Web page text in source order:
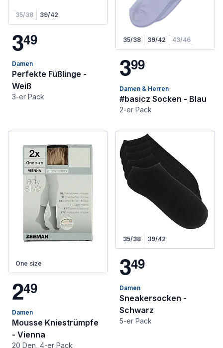
35/38 39/42
349
Damen
Perfekte Füßlinge -
Weiß
3-er Pack
35/38 39/42 43/46
399
Damen & Herren
#basicz Socken - Blau
2-er Pack
One size
249
Damen
Mousse Kniestrümpfe
- Vienna
20 Den, 4-er Pack
35/38 39/42
349
Damen
Sneakersocken -
Schwarz
5-er Pack